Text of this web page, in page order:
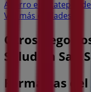
Ahorro en Ecatepec
Ver más ciudades
Otros
Salud en San
Farmacias